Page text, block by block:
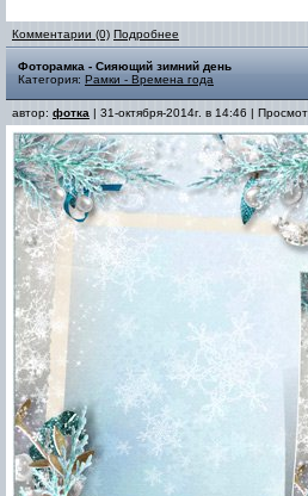
Комментарии (0) Подробнее
Фоторамка - Сияющий зимний день
Категория: Рамки - Времена года
автор: фотка | 31-октября-2014г. в 14:46 |